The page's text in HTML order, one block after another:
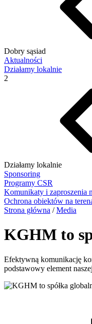
Dobry sąsiad
Aktualności
Działamy lokalnie
2
Działamy lokalnie
Sponsoring
Programy CSR
Komunikaty i zaproszenia
Ochrona obiektów na
Strona główna /Media
KGHM to
Efektywną komunikację
podstawowy element